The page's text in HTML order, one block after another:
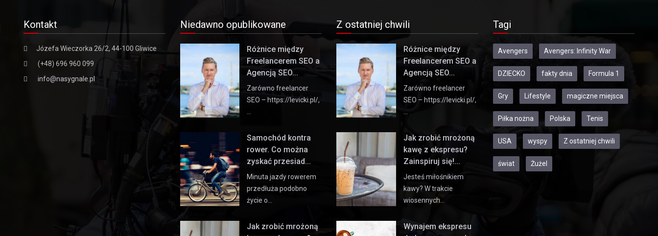
Kontakt
Józefa Wieczorka 26/2, 44-100 Gliwice
(+48) 696 960 099
info@nasygnale.pl
Niedawno opublikowane
Różnice między
Freelancerem SEO a
Agencją SEO...
Zarówno freelancer
SEO – https://levicki.pl/,
Samochód kontra
rower. Co można
zyskać przesiad...
Minuta jazdy rowerem
przedłuża podobno
życie o…
Jak zrobić mrożoną
Z ostatniej chwili
Różnice między
Freelancerem SEO a
Agencją SEO...
Zarówno freelancer
SEO – https://levicki.pl/,
Jak zrobić mrożoną
kawę z ekspresu?
Zainspiruj się!...
Jesteś miłośnikiem
kawy? W trakcie
wiosennych…
Wynajem ekspresu
Tagi
Avengers Avengers: Infinity War
DZIECKO fakty dnia Formula 1
Gry Lifestyle magiczne miejsca
Piłka nożna Polska Tenis
USA wyspy Z ostatniej chwili
świat Żużel